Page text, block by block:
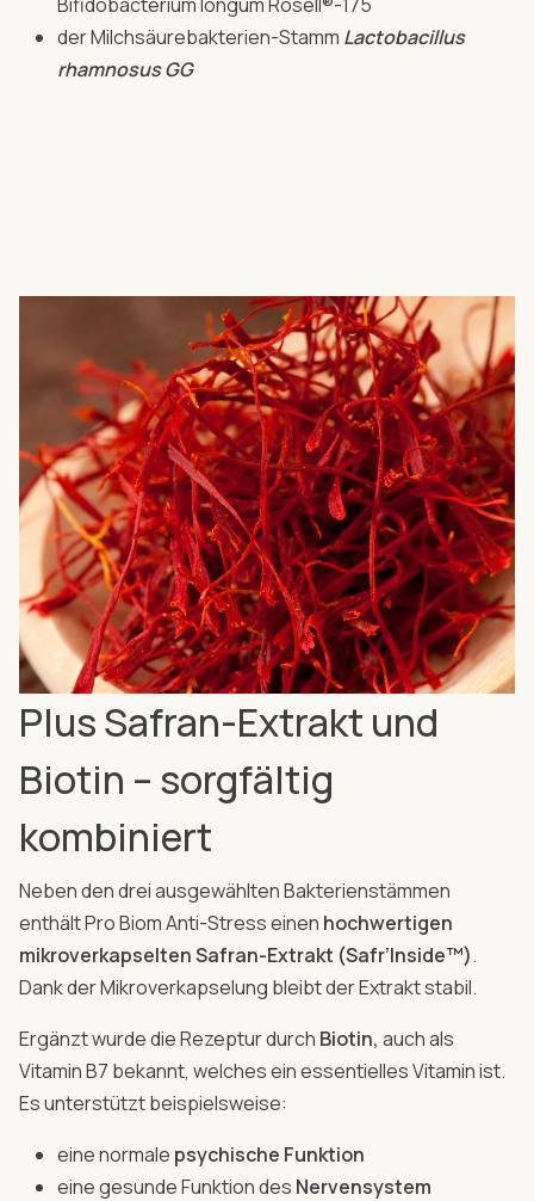
der Milchsäurebakterien-Stamm Lactobacillus
rhamnosus GG
Plus Safran-Extrakt und
Biotin – sorgfältig
kombiniert
Neben den drei ausgewählten Bakterienstämmen
enthält Pro Biom Anti-Stress einen hochwertigen
mikroverkapselten Safran-Extrakt (Safr’Inside™).
Dank der Mikroverkapselung bleibt der Extrakt stabil.
Ergänzt wurde die Rezeptur durch Biotin, auch als
Vitamin B7 bekannt, welches ein essentielles Vitamin ist.
Es unterstützt beispielsweise:
eine normale psychische Funktion
eine gesunde Funktion des Nervensystem